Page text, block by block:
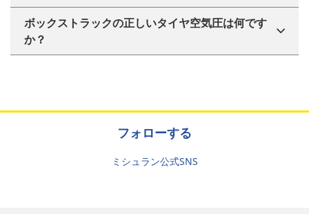
ボックストラックの正しいタイヤ空気圧は何です
か？
フォローする
ミシュラン公式SNS